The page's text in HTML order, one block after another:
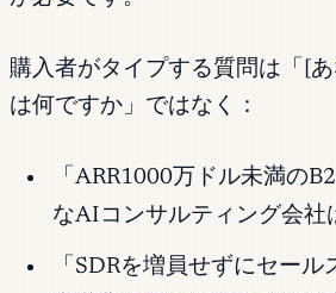
購入者がタイプする質問は「[
は何ですか」ではなく：
「ARR1000万ドル未満の
なAIコンサルティング会社
「SDRを増員せずにセール